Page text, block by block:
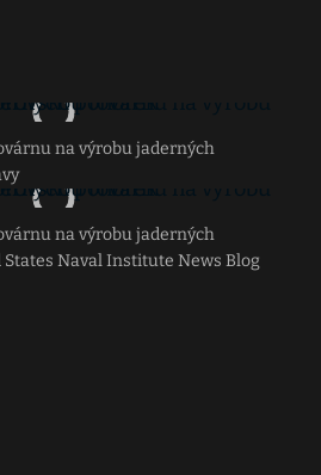
na výrobu jaderných
na výrobu jaderných
Naval Institute News Blog